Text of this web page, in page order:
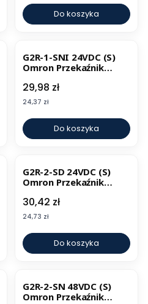
Do koszyka
G2R-1-SNI 24VDC (S)
Omron Przekaźnik
Cena
29,98 zł
Cena
24,37 zł
Do koszyka
G2R-2-SD 24VDC (S)
Omron Przekaźnik
Cena
30,42 zł
Cena
24,73 zł
Do koszyka
G2R-2-SN 48VDC (S)
Omron Przekaźnik